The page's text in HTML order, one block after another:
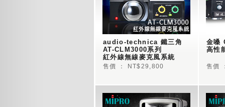
audio-technica 鐵三角
AT-CLM3000系列
紅外線無線麥克風系統
售價 ： NT$29,800
金嗓
高性
售價